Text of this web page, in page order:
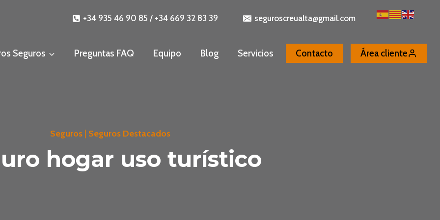
+34 935 46 90 85 / +34 669 32 83 39 seguroscreualta@gmail.com
Seguros Preguntas FAQ Equipo Blog Servicios Contacto Área cliente
Seguros| Seguros Destacados
hogar uso turístico